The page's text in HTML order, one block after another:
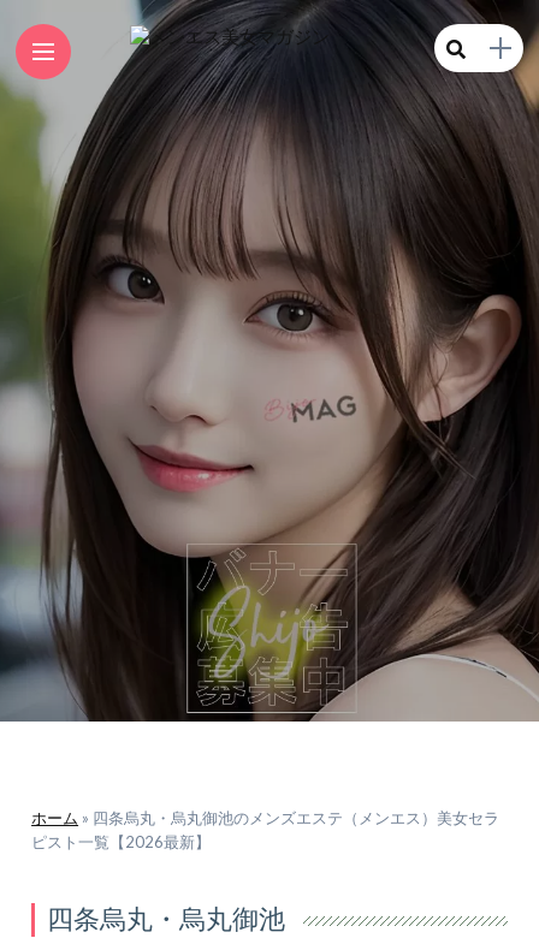
ホーム » 四条烏丸・烏丸御池のメンズエステ（メンエス）美女セラ
ピスト一覧【2026最新】
四条烏丸・烏丸御池